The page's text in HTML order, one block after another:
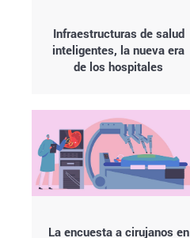
Infraestructuras de salud
inteligentes, la nueva era
de los hospitales
La encuesta a cirujanos en